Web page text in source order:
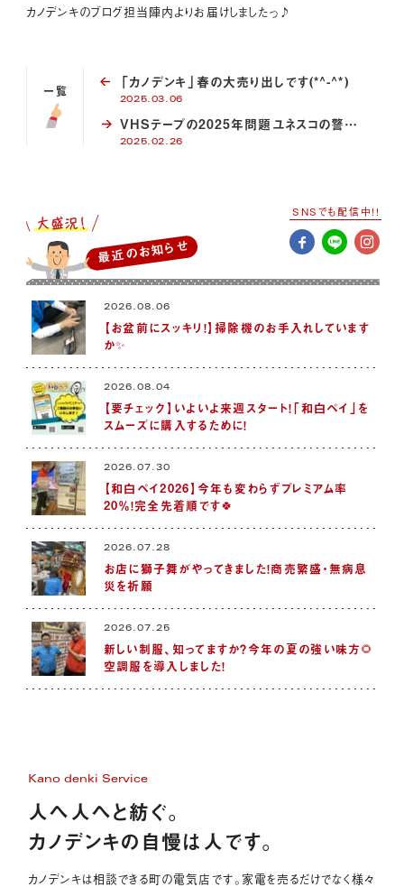
カノデンキのブログ担当陣内よりお届けしましたっ♪
一覧 「カノデンキ」春の大売り出しです(*^-^*)
2025.03.06
VHSテープの2025年問題ユネスコの警…
2025.02.26
最近のお知らせ
2026.08.06
【お盆前にスッキリ！】掃除機のお手入れしています
か✨
2026.08.04
【要チェック】いよいよ来週スタート！「和白ペイ」を
スムーズに購入するために！
2026.07.30
【和白ペイ2026】今年も変わらずプレミアム率
20％！完全先着順です🍀
2026.07.28
お店に獅子舞がやってきました！商売繁盛・無病息
災を祈願
2026.07.25
新しい制服、知ってますか？今年の夏の強い味方🌻
空調服を導入しました！
SNSでも配信中!!
Kano denki Service
人へ人へと紡ぐ。
カノデンキの自慢は人です。
カノデンキは相談できる町の電気店です。家電を売るだけでなく様々